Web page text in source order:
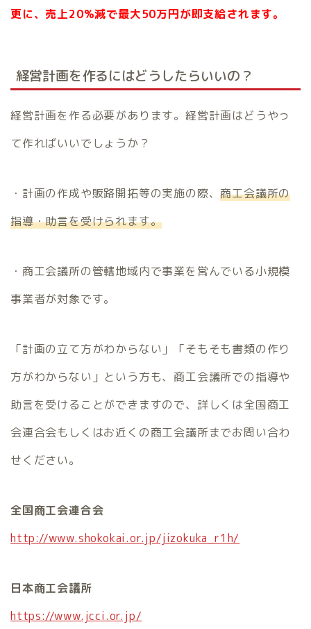
更に、売上20%減で最大50万円が即支給されます。
経営計画を作るにはどうしたらいいの？
経営計画を作る必要があります。経営計画はどうやっ
て作ればいいでしょうか？
・計画の作成や販路開拓等の実施の際、商工会議所の
指導・助言を受けられます。
・商工会議所の管轄地域内で事業を営んでいる小規模
事業者が対象です。
「計画の立て方がわからない」「そもそも書類の作り
方がわからない」という方も、商工会議所での指導や
助言を受けることができますので、詳しくは全国商工
会連合会もしくはお近くの商工会議所までお問い合わ
せください。
全国商工会連合会
http://www.shokokai.or.jp/jizokuka_r1h/
日本商工会議所
https://www.jcci.or.jp/